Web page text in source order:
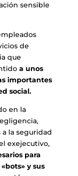
sensible
de
que
a unos
importantes
social.
en la
la seguridad
exejecutivo,
para
y sus